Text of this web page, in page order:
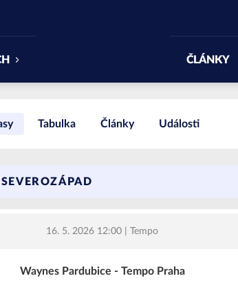
ČLÁNKY
Tabulka Články Události
16. 5. 2026 12:00 | Tempo
Waynes Pardubice - Tempo Praha